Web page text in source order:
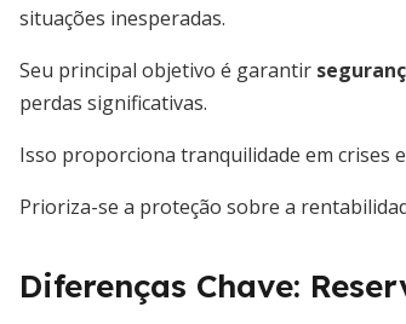
situações inesperadas.
Seu principal objetivo é garantir
perdas significativas.
Isso proporciona tranquilidade em crises
Prioriza-se a proteção sobre a
Diferenças Chave: